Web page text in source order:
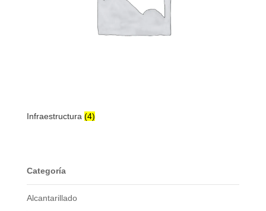
Infraestructura (4)
Categoría
Alcantarillado